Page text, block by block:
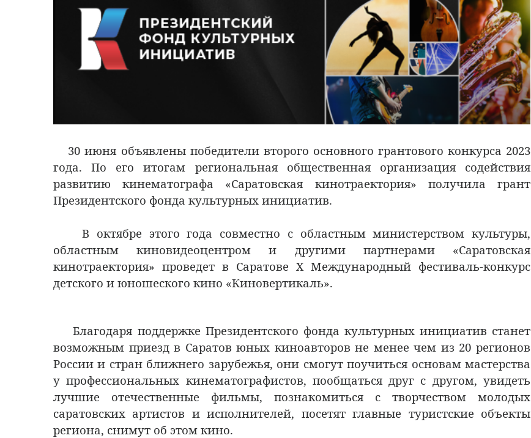
30 июня объявлены победители второго основного грантового конкурса 2023
года. По его итогам региональная общественная организация содействия
развитию кинематографа «Саратовская кинотраектория» получила грант
Президентского фонда культурных инициатив.
В октябре этого года совместно с областным министерством культуры,
областным киновидеоцентром и другими партнерами «Саратовская
кинотраектория» проведет в Саратове X Международный фестиваль-конкурс
детского и юношеского кино «Киновертикаль».
Благодаря поддержке Президентского фонда культурных инициатив станет
возможным приезд в Саратов юных киноавторов не менее чем из 20 регионов
России и стран ближнего зарубежья, они смогут поучиться основам мастерства
у профессиональных кинематографистов, пообщаться друг с другом, увидеть
лучшие отечественные фильмы, познакомиться с творчеством молодых
саратовских артистов и исполнителей, посетят главные туристские объекты
региона, снимут об этом кино.